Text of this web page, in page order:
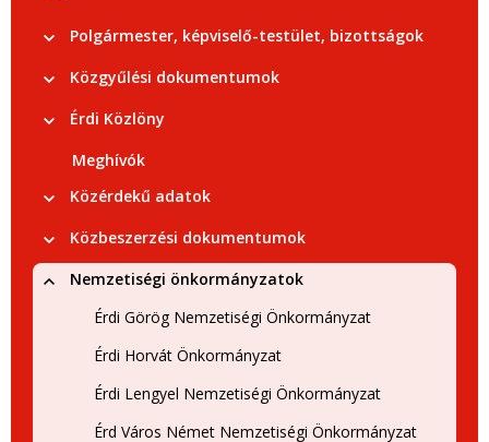
Polgármester, képviselő-testület, bizottságok
Közgyűlési dokumentumok
Érdi Közlöny
Meghívók
Közérdekű adatok
Közbeszerzési dokumentumok
Nemzetiségi önkormányzatok
Érdi Görög Nemzetiségi Önkormányzat
Érdi Horvát Önkormányzat
Érdi Lengyel Nemzetiségi Önkormányzat
Érd Város Német Nemzetiségi Önkormányzat